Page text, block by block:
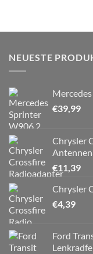
NEUESTE
€39,99
Chrysler
€11,39
Chrysler
€4,39
Ford